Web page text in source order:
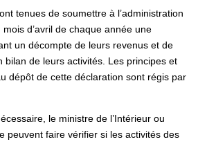
tenues de soumettre à l’administration
d’avril de chaque année une
un décompte de leurs revenus et de
bilan de leurs activités. Les principes et
dépôt de cette déclaration sont régis par
le ministre de l’Intérieur ou
peuvent faire vérifier si les activités des